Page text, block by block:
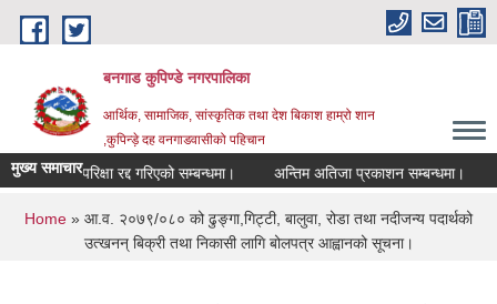
Skip to main content
बनगाड कुपिण्डे नगरपालिका
आर्थिक, सामाजिक, सांस्कृतिक तथा देश बिकाश हाम्रो शान
,कुपिन्ड़े दह वनगाडवासीको पहिचान
मुख्य समाचारपरिक्षा रद्द गरिएको सम्बन्धमा। अन्तिम अतिजा प्रकाशन सम्बन्धमा।
You are here
Home » आ.व. २०७९/०८० को ढुङ्गा,गिट्टी, बालुवा, रोडा तथा नदीजन्य पदार्थको
उत्खनन् बिक्री तथा निकासी लागि बोलपत्र आह्वानको सूचना।